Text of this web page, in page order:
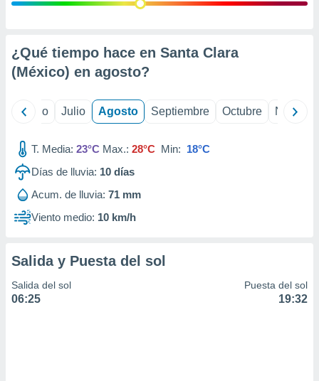
e
mediante
de
1199
¿Qué tiempo hace en Santa Clara
(México) en agosto?
Junio Julio Agosto Septiembre Octubre
T. Media: 23°C Max.: 28°C Min: 18°C
Días de lluvia: 10 días
Acum. de lluvia: 71 mm
Viento medio: 10 km/h
Salida y Puesta del sol
Salida del sol
06:25
Puesta del sol
19:32